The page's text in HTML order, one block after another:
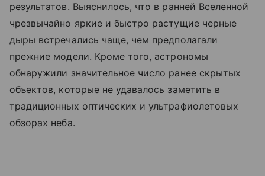
результатов. Выяснилось, что в ранней Вселенной
чрезвычайно яркие и быстро растущие черные
дыры встречались чаще, чем предполагали
прежние модели. Кроме того, астрономы
обнаружили значительное число ранее скрытых
объектов, которые не удавалось заметить в
традиционных оптических и ультрафиолетовых
обзорах неба.